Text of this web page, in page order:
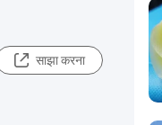
साझा करना